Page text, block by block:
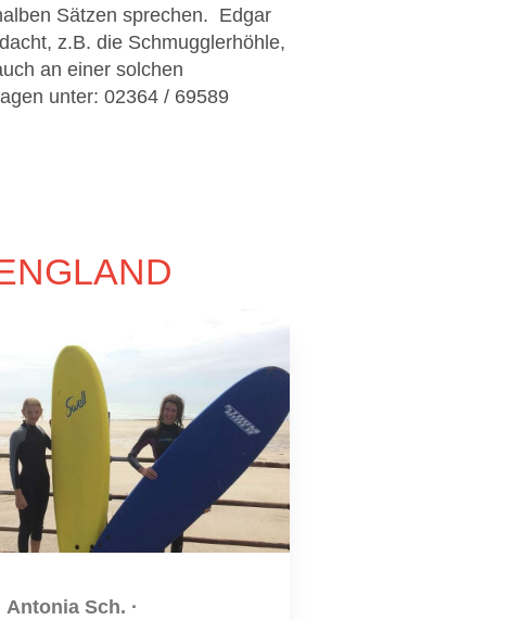
Sätzen sprechen. Edgar
z.B. die Schmugglerhöhle,
an einer solchen
unter: 02364 / 69589
Antonia Sch. ·